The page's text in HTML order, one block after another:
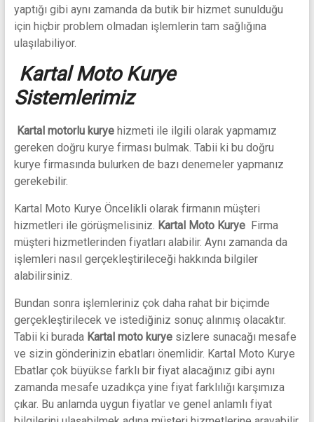
yaptığı gibi aynı zamanda da butik bir hizmet sunulduğu
için hiçbir problem olmadan işlemlerin tam sağlığına
ulaşılabiliyor.
Kartal Moto Kurye
Sistemlerimiz
Kartal motorlu kurye hizmeti ile ilgili olarak yapmamız
gereken doğru kurye firması bulmak. Tabii ki bu doğru
kurye firmasında bulurken de bazı denemeler yapmanız
gerekebilir.
Kartal Moto Kurye Öncelikli olarak firmanın müşteri
hizmetleri ile görüşmelisiniz. Kartal Moto KuryeFirma
müşteri hizmetlerinden fiyatları alabilir. Aynı zamanda da
işlemleri nasıl gerçekleştirileceği hakkında bilgiler
alabilirsiniz.
Bundan sonra işlemleriniz çok daha rahat bir biçimde
gerçekleştirilecek ve istediğiniz sonuç alınmış olacaktır.
Tabii ki burada Kartal moto kuryesizlere sunacağı mesafe
ve sizin gönderinizin ebatları önemlidir. Kartal Moto Kurye
Ebatlar çok büyükse farklı bir fiyat alacağınız gibi aynı
zamanda mesafe uzadıkça yine fiyat farklılığı karşımıza
çıkar. Bu anlamda uygun fiyatlar ve genel anlamlı fiyat